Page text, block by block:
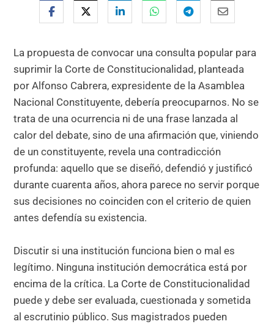
La propuesta de convocar una consulta popular para
suprimir la Corte de Constitucionalidad, planteada
por Alfonso Cabrera, expresidente de la Asamblea
Nacional Constituyente, debería preocuparnos. No se
trata de una ocurrencia ni de una frase lanzada al
calor del debate, sino de una afirmación que, viniendo
de un constituyente, revela una contradicción
profunda: aquello que se diseñó, defendió y justificó
durante cuarenta años, ahora parece no servir porque
sus decisiones no coinciden con el criterio de quien
antes defendía su existencia.
Discutir si una institución funciona bien o mal es
legítimo. Ninguna institución democrática está por
encima de la crítica. La Corte de Constitucionalidad
puede y debe ser evaluada, cuestionada y sometida
al escrutinio público. Sus magistrados pueden